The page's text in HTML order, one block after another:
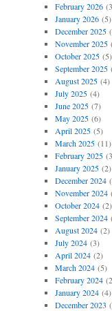
February 2026
January 2026(5)
December 2025
November 2025
October 2025(5)
September 2025
August 2025(4)
July 2025(4)
June 2025(7)
May 2025(6)
April 2025(5)
March 2025(11)
February 2025
January 2025(2)
December 2024
November 2024
October 2024(2)
September 2024
August 2024(2)
July 2024(3)
April 2024(2)
March 2024(5)
February 2024
January 2024(4)
December 2023